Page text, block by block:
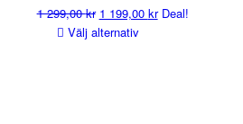
1 299,00kr Det
ursprungliga
1 199,00 krDet
Deal!
Välj alternativ